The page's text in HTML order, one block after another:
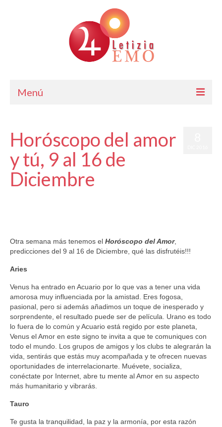
Menú
Cursos de Astrología
Consulta
Blog. Horóscopo Gratis
Horóscopo del amor
y tú, 9 al 16 de
Diciembre
Otra semana más tenemos el Horóscopo del Amor,
predicciones del 9 al 16 de Diciembre, qué las disfrutéis!!!
Aries
Venus ha entrado en Acuario por lo que vas a tener una vida
amorosa muy influenciada por la amistad. Eres fogosa,
pasional, pero si además añadimos un toque de inesperado y
sorprendente, el resultado puede ser de película. Urano es todo
lo fuera de lo común y Acuario está regido por este planeta,
Venus el Amor en este signo te invita a que te comuniques con
todo el mundo. Los grupos de amigos y los clubs te alegrarán la
vida, sentirás que estás muy acompañada y te ofrecen nuevas
oportunidades de interrelacionarte. Muévete, socializa,
conéctate por Internet, abre tu mente al Amor en su aspecto
más humanitario y vibrarás.
Tauro
Te gusta la tranquilidad, la paz y la armonía, por esta razón